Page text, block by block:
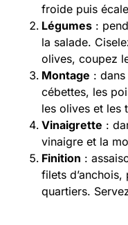
froide puis
Légumes :
la salade.
olives, coupez
Montage :
cébettes, les
les olives et les
Vinaigrette :
vinaigre et la
Finition :
filets
quartiers.